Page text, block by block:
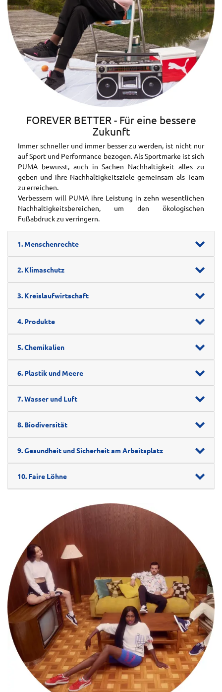
FOREVER BETTER - Für eine bessere
Zukunft
Immer schneller und immer besser zu werden, ist nicht nur
auf Sport und Performance bezogen. Als Sportmarke ist sich
PUMA bewusst, auch in Sachen Nachhaltigkeit alles zu
geben und ihre Nachhaltigkeitsziele gemeinsam als Team
zu erreichen.
Verbessern will PUMA ihre Leistung in zehn wesentlichen
Nachhaltigkeitsbereichen, um den ökologischen
Fußabdruck zu verringern.
1. Menschenrechte
2. Klimaschutz
3. Kreislaufwirtschaft
4. Produkte
5. Chemikalien
6. Plastik und Meere
7. Wasser und Luft
8. Biodiversität
9. Gesundheit und Sicherheit am Arbeitsplatz
10. Faire Löhne